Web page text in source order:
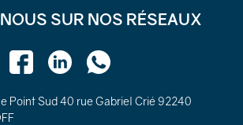
SUR NOS RÉSEAUX
Point Sud 40 rue Gabriel Crié 92240